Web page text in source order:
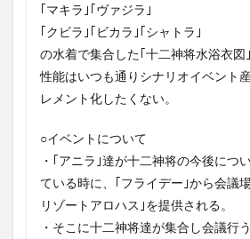
｢マキラ｣｢ヴァジラ｣
｢クビラ｣｢ビカラ｣｢シャトラ｣
の水着で集合した｢十二神将水浴衣図
性能はいつも通りシナリオイベント
レメント化したくない。
○イベントについて
・｢アニラ｣達が十二神将の今後につ
ている時に、｢フライデー｣から会議
リゾートアロハス｣を提供される。
・そこに十二神将達が集合し会議行